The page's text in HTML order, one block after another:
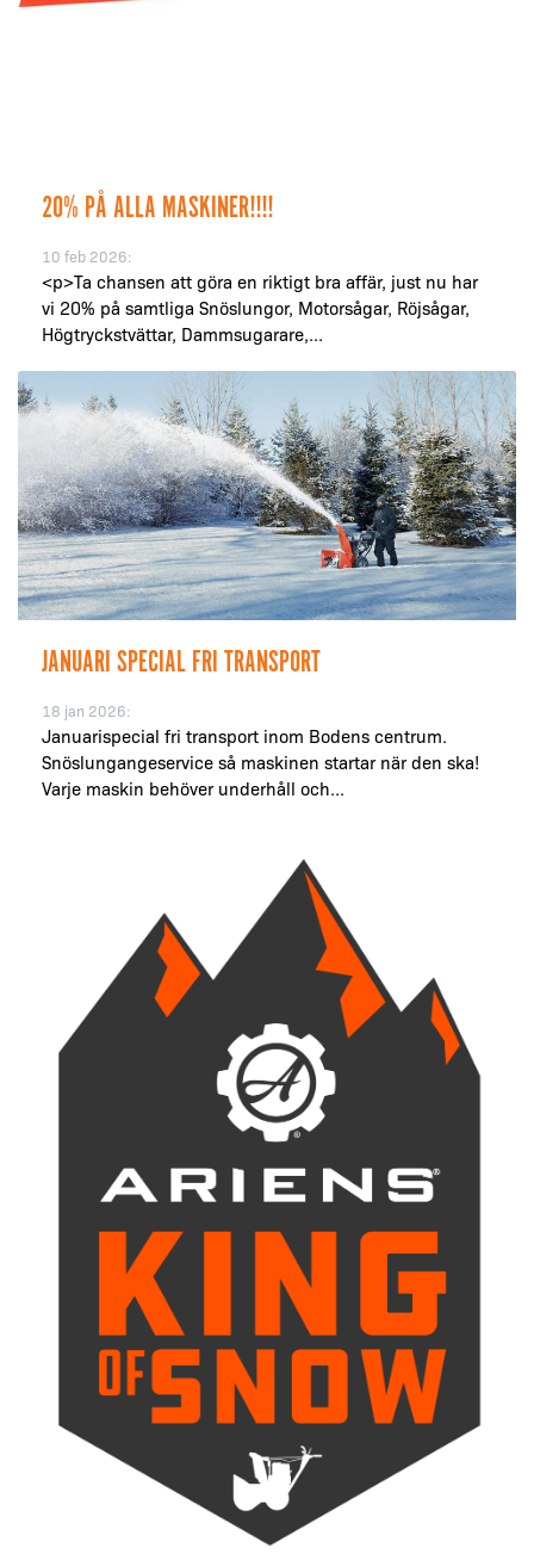
20% PÅ ALLA MASKINER!!!!
10 feb 2026:
<p>Ta chansen att göra en riktigt bra affär, just nu har
vi 20% på samtliga Snöslungor, Motorsågar, Röjsågar,
Högtryckstvättar, Dammsugarare,...
JANUARI SPECIAL FRI TRANSPORT
18 jan 2026:
Januarispecial fri transport inom Bodens centrum.
Snöslungangeservice så maskinen startar när den ska!
Varje maskin behöver underhåll och...